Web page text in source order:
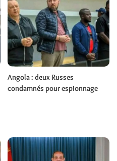
Angola : deux Russes
condamnés pour espionnage